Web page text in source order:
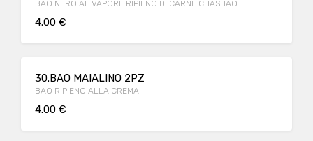
BAO NERO AL VAPORE RIPIENO DI CARNE CHASHAO
4.00 €
30.BAO MAIALINO 2PZ
BAO RIPIENO ALLA CREMA
4.00 €